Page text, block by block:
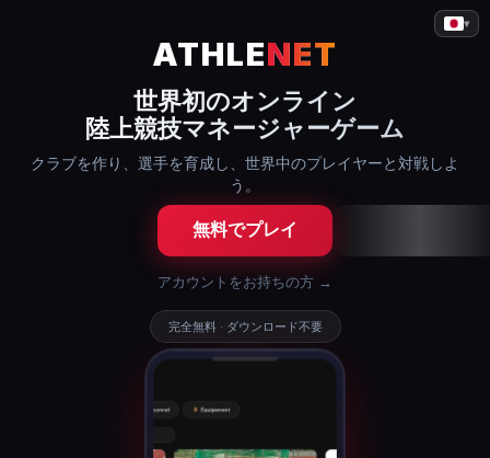
▾
ATHLENET
世界初のオンライン
陸上競技マネージャーゲーム
クラブを作り、選手を育成し、世界中のプレイヤーと対戦しよ
う。
無料でプレイ
アカウントをお持ちの方 →
完全無料 · ダウンロード不要